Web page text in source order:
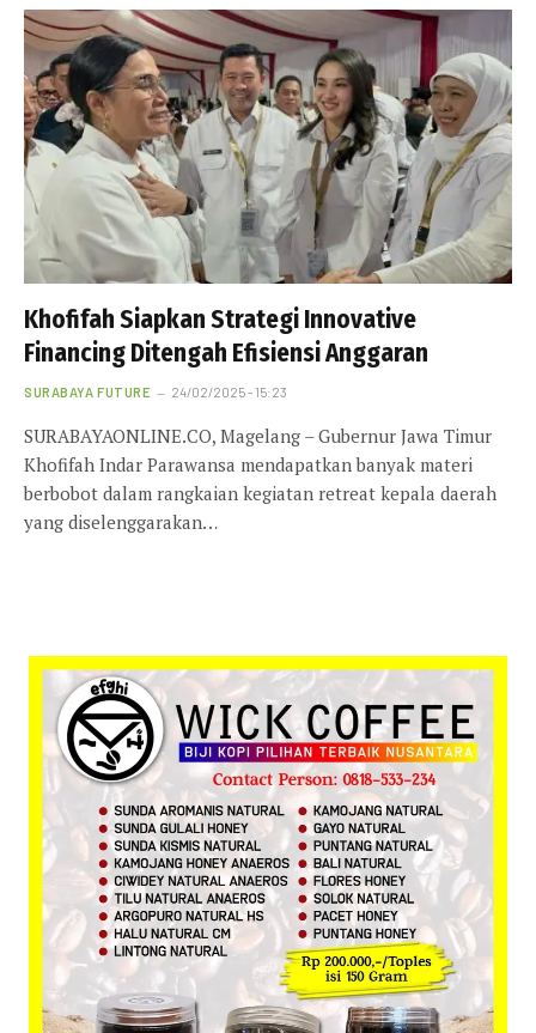
Khofifah Siapkan Strategi Innovative
Financing Ditengah Efisiensi Anggaran
SURABAYA FUTURE 24/02/2025 - 15:23
SURABAYAONLINE.CO, Magelang – Gubernur Jawa Timur
Khofifah Indar Parawansa mendapatkan banyak materi
berbobot dalam rangkaian kegiatan retreat kepala daerah
yang diselenggarakan…